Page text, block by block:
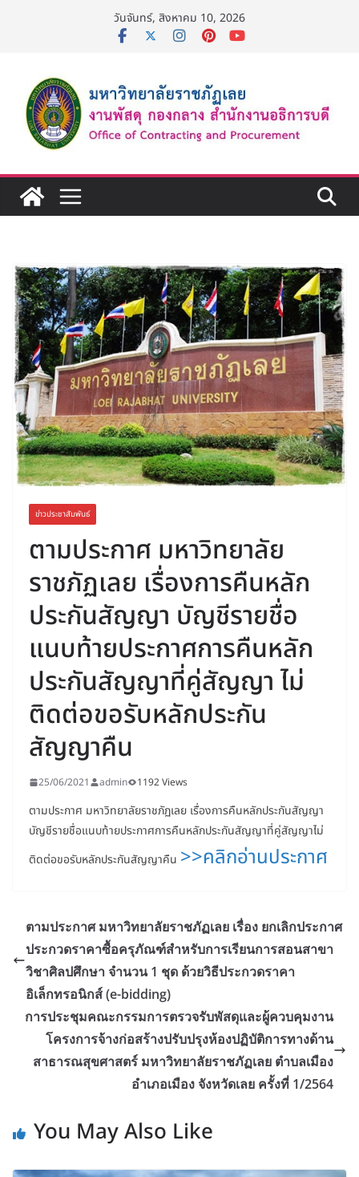
วันจันทร์, สิงหาคม 10, 2026
ข่าวประชาสัมพันธ์
ตามประกาศ มหาวิทยาลัย
ราชภัฏเลย เรื่องการคืนหลัก
ประกันสัญญา บัญชีรายชื่อ
แนบท้ายประกาศการคืนหลัก
ประกันสัญญาที่คู่สัญญา ไม่
ติดต่อขอรับหลักประกัน
สัญญาคืน
25/06/2021 admin 1192 Views
ตามประกาศ มหาวิทยาลัยราชภัฏเลย เรื่องการคืนหลักประกันสัญญา
บัญชีรายชื่อแนบท้ายประกาศการคืนหลักประกันสัญญาที่คู่สัญญาไม่
ติดต่อขอรับหลักประกันสัญญาคืน >>คลิกอ่านประกาศ
ตามประกาศ มหาวิทยาลัยราชภัฏเลย เรื่อง ยกเลิกประกาศ
ประกวดราคาซื้อครุภัณฑ์สำหรับการเรียนการสอนสาขา
วิชาศิลปศึกษา จำนวน 1 ชุด ด้วยวิธีประกวดราคา
อิเล็กทรอนิกส์ (e-bidding)
การประชุมคณะกรรมการตรวจรับพัสดุและผู้ควบคุมงาน
โครงการจ้างก่อสร้างปรับปรุงห้องปฏิบัติการทางด้าน
สาธารณสุขศาสตร์ มหาวิทยาลัยราชภัฏเลย ตำบลเมือง
อำเภอเมือง จังหวัดเลย ครั้งที่ 1/2564
You May Also Like